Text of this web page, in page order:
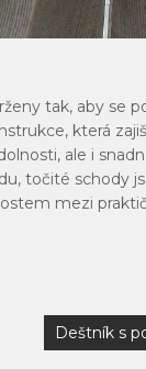
tak, aby se
která
ale i
točité schody
mezi
Deštník s